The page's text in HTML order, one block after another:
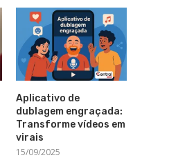
Aplicativo de
dublagem engraçada:
Transforme vídeos em
virais
15/09/2025